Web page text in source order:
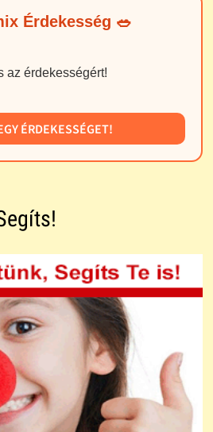
Érdekesség 🥗
az érdekességért!
ÉRDEKESSÉGET!